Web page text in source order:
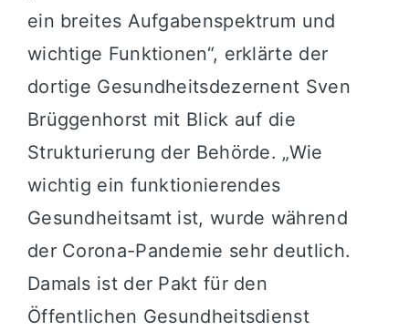
ein breites Aufgabenspektrum und
wichtige Funktionen“, erklärte der
dortige Gesundheitsdezernent Sven
Brüggenhorst mit Blick auf die
Strukturierung der Behörde. „Wie
wichtig ein funktionierendes
Gesundheitsamt ist, wurde während
der Corona-Pandemie sehr deutlich.
Damals ist der Pakt für den
Öffentlichen Gesundheitsdienst